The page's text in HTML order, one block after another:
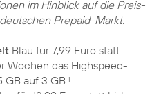
im Hinblick auf die Preis-
Prepaid-Markt.
Blau für 7,99 Euro statt
Wochen das Highspeed-
auf 3 GB. 1